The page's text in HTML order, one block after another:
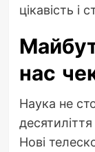
цікавість і
нас
Наука не
Нові